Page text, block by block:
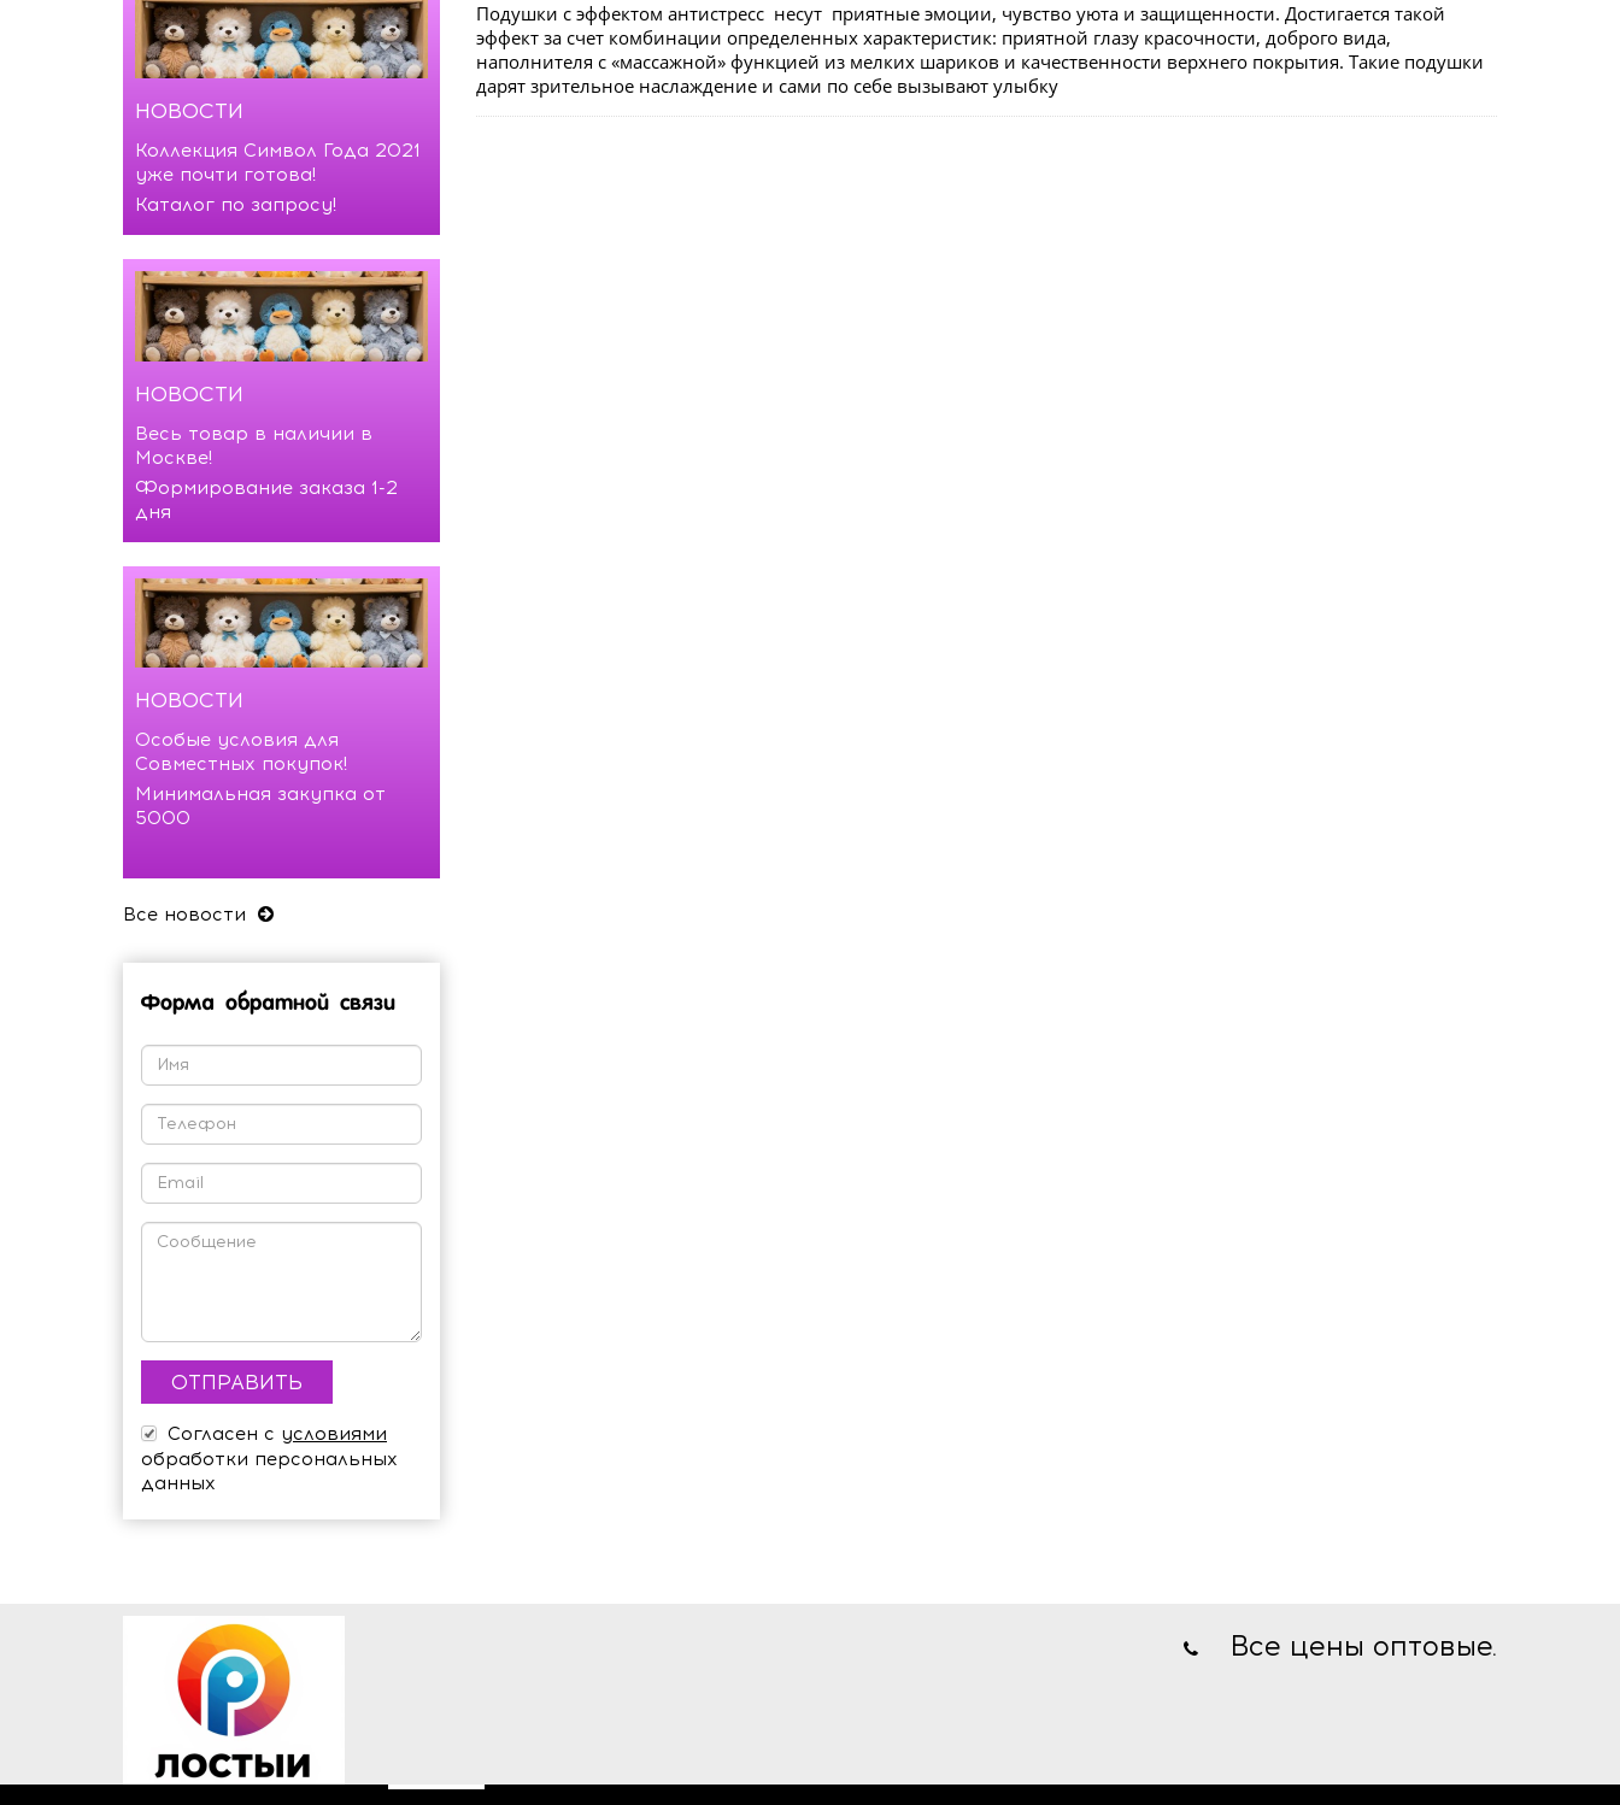
Подушки с эффектом антистресс несут приятные эмоции, чувство уюта и защищенности. Достигается такой
эффект за счет комбинации определенных характеристик: приятной глазу красочности, доброго вида,
наполнителя с «массажной» функцией из мелких шариков и качественности верхнего покрытия. Такие подушки
дарят зрительное наслаждение и сами по себе вызывают улыбку
НОВОСТИ
Коллекция Символ Года 2021
уже почти готова!
Каталог по запросу!
НОВОСТИ
Весь товар в наличии в
Москве!
Формирование заказа 1-2
дня
НОВОСТИ
Особые условия для
Совместных покупок!
Минимальная закупка от
5000
Все новости
Форма обратной связи
Согласен с условиями
обработки персональных
данных
Все цены оптовые.